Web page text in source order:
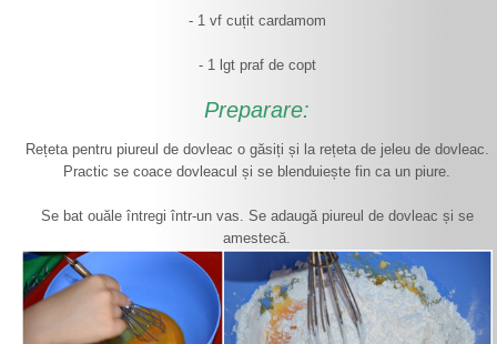
- 1 vf cuțit cardamom
- 1 lgt praf de copt
Preparare:
Rețeta pentru piureul de dovleac o găsiți și la rețeta de jeleu de dovleac.
Practic se coace dovleacul și se blenduiește fin ca un piure.
Se bat ouăle întregi într-un vas. Se adaugă piureul de dovleac și se
amestecă.